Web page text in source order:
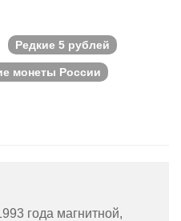
Редкие 5 рублей
монеты России
года магнитной,